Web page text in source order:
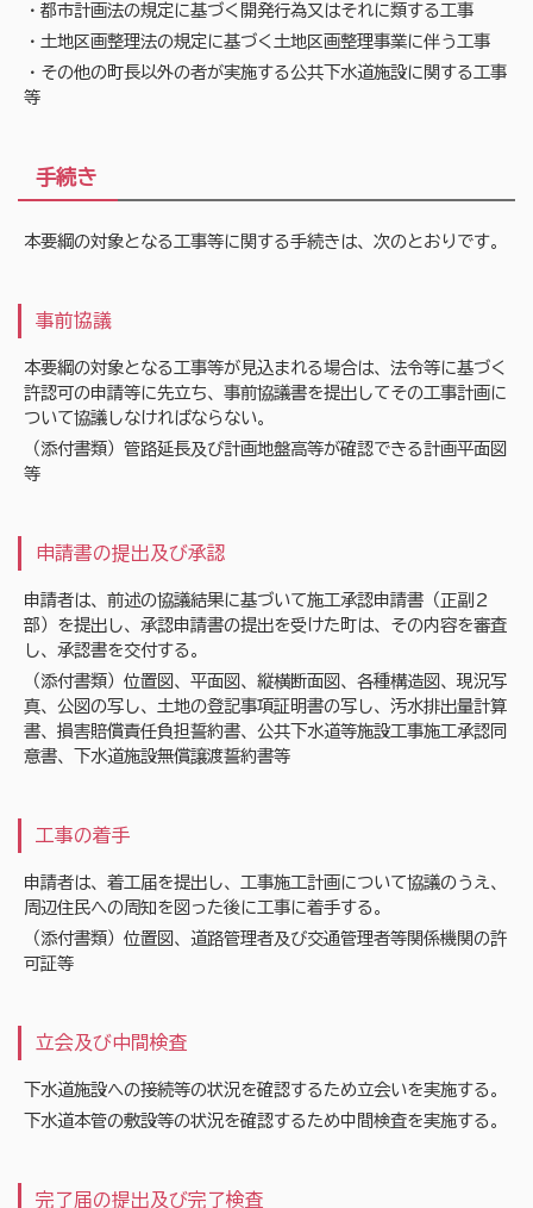
・都市計画法の規定に基づく開発行為又はそれに類する工事
・土地区画整理法の規定に基づく土地区画整理事業に伴う工事
・その他の町長以外の者が実施する公共下水道施設に関する工事
等
手続き
本要綱の対象となる工事等に関する手続きは、次のとおりです。
事前協議
本要綱の対象となる工事等が見込まれる場合は、法令等に基づく
許認可の申請等に先立ち、事前協議書を提出してその工事計画に
ついて協議しなければならない。
（添付書類）管路延長及び計画地盤高等が確認できる計画平面図
等
申請書の提出及び承認
申請者は、前述の協議結果に基づいて施工承認申請書（正副２
部）を提出し、承認申請書の提出を受けた町は、その内容を審査
し、承認書を交付する。
（添付書類）位置図、平面図、縦横断面図、各種構造図、現況写
真、公図の写し、土地の登記事項証明書の写し、汚水排出量計算
書、損害賠償責任負担誓約書、公共下水道等施設工事施工承認同
意書、下水道施設無償譲渡誓約書等
工事の着手
申請者は、着工届を提出し、工事施工計画について協議のうえ、
周辺住民への周知を図った後に工事に着手する。
（添付書類）位置図、道路管理者及び交通管理者等関係機関の許
可証等
立会及び中間検査
下水道施設への接続等の状況を確認するため立会いを実施する。
下水道本管の敷設等の状況を確認するため中間検査を実施する。
完了届の提出及び完了検査